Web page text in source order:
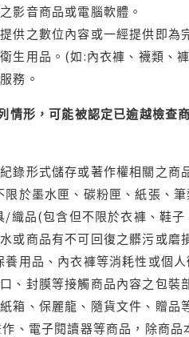
影音商品或電腦軟體。
供之數位內容或一經提供即
生用品。(如:內衣褲、襪類、
務。
情形，可能被認定已逾越檢查
錄形式儲存或著作權相關之
於墨水匣、碳粉匣、紙張、
織品(包含但不限於衣褲、鞋
或商品有不可回復之髒污或磨
用品、內衣褲等消耗性或個
、封膜等接觸商品內容之包
箱、保麗龍、隨貨文件、贈品
、電子閱讀器等商品，除商